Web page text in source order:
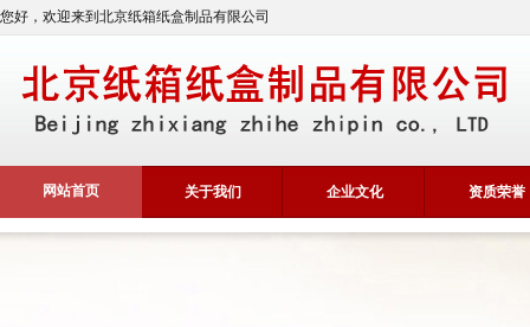
您好，欢迎来到北京纸箱纸盒制品有限公司
网站首页 关于我们 企业文化 资质荣誉